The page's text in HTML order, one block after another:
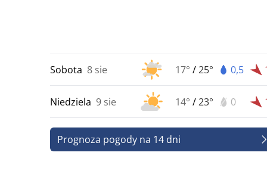
Sobota 8 sie 17° /25° 0,5
Niedziela 9 sie 14° /23° 0
Prognoza pogody na 14 dni